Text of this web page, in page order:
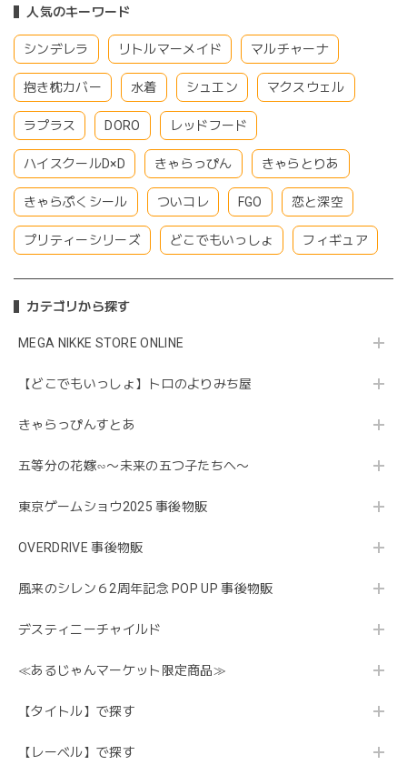
人気のキーワード
シンデレラ リトルマーメイド マルチャーナ
抱き枕カバー 水着 シュエン マクスウェル
ラプラス DORO レッドフード
ハイスクールD×D きゃらっぴん きゃらとりあ
きゃらぷくシール ついコレ FGO 恋と深空
プリティーシリーズ どこでもいっしょ フィギュア
カテゴリから探す
MEGA NIKKE STORE ONLINE
【どこでもいっしょ】トロのよりみち屋
きゃらっぴんすとあ
五等分の花嫁∽〜未来の五つ子たちへ〜
東京ゲームショウ2025 事後物販
OVERDRIVE 事後物販
風来のシレン６2周年記念 POP UP 事後物販
デスティニーチャイルド
≪あるじゃんマーケット限定商品≫
【タイトル】で探す
【レーベル】で探す